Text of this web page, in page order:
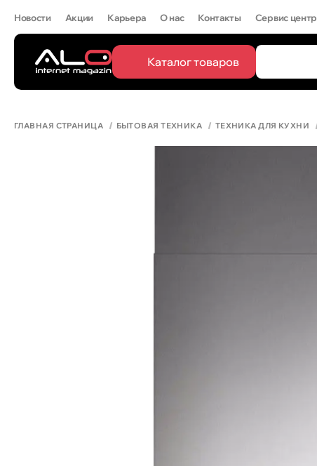
Новости Акции Карьера О нас Контакты Сервис центр
Каталог товаров
ГЛАВНАЯ СТРАНИЦА БЫТОВАЯ ТЕХНИКА ТЕХНИКА ДЛЯ КУХНИ